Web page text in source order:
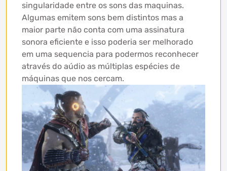
singularidade entre os sons das maquinas.
Algumas emitem sons bem distintos mas a
maior parte não conta com uma assinatura
sonora eficiente e isso poderia ser melhorado
em uma sequencia para podermos reconhecer
através do aúdio as múltiplas espécies de
máquinas que nos cercam.